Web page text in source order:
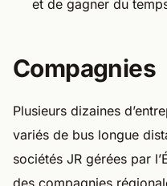
et de gagner du
Compagnies
Plusieurs dizaines
variés de bus longue
sociétés JR gérées par